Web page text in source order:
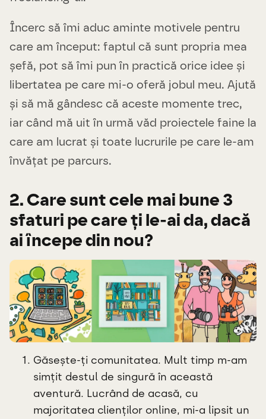
Încerc să îmi aduc aminte motivele pentru
care am început: faptul că sunt propria mea
șefă, pot să îmi pun în practică orice idee și
libertatea pe care mi-o oferă jobul meu. Ajută
și să mă gândesc că aceste momente trec,
iar când mă uit în urmă văd proiectele faine la
care am lucrat și toate lucrurile pe care le-am
învățat pe parcurs.
2. Care sunt cele mai bune 3
sfaturi pe care ți le-ai da, dacă
ai începe din nou?
Găsește-ți comunitatea. Mult timp m-am
simțit destul de singură în această
aventură. Lucrând de acasă, cu
majoritatea clienților online, mi-a lipsit un